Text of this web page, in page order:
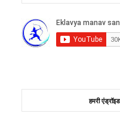
हमरी